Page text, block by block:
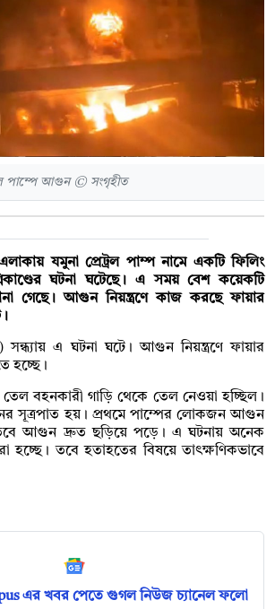
পাম্পে আগুন © সংগৃহীত
যমুনা প্রেট্রল পাম্প নামে একটি ফিলিং
ঘটনা ঘটেছে। এ সময় বেশ কয়েকটি
গেছে। আগুন নিয়ন্ত্রণে কাজ করছে ফায়ার
এ ঘটনা ঘটে। আগুন নিয়ন্ত্রণে ফায়ার
হচ্ছে।
তেল বহনকারী গাড়ি থেকে তেল নেওয়া হচ্ছিল।
সূত্রপাত হয়। প্রথমে পাম্পের লোকজন আগুন
তবে আগুন দ্রুত ছড়িয়ে পড়ে। এ ঘটনায় অনেক
হচ্ছে। তবে হতাহতের বিষয়ে তাৎক্ষণিকভাবে
এর খবর পেতে গুগল নিউজ চ্যানেল ফলো